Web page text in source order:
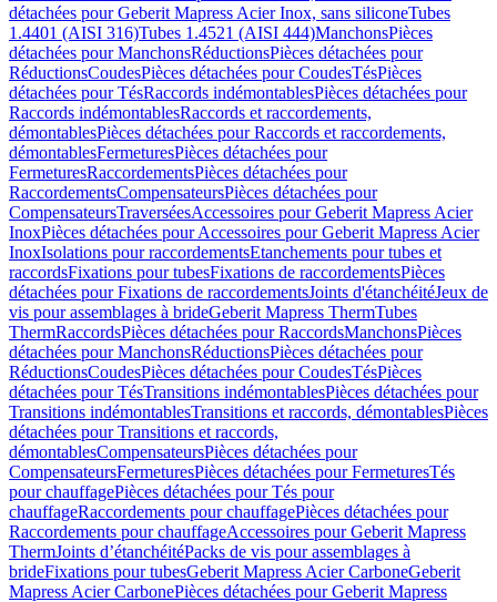
détachées pour Geberit Mapress Acier Inox, sans siliconeTubes
1.4401 (AISI 316)Tubes 1.4521 (AISI 444)ManchonsPièces
détachées pour ManchonsRéductionsPièces détachées pour
RéductionsCoudesPièces détachées pour CoudesTésPièces
détachées pour TésRaccords indémontablesPièces détachées pour
Raccords indémontablesRaccords et raccordements,
démontablesPièces détachées pour Raccords et raccordements,
démontablesFermeturesPièces détachées pour
FermeturesRaccordementsPièces détachées pour
RaccordementsCompensateursPièces détachées pour
CompensateursTraverséesAccessoires pour Geberit Mapress Acier
InoxPièces détachées pour Accessoires pour Geberit Mapress Acier
InoxIsolations pour raccordementsEtanchements pour tubes et
raccordsFixations pour tubesFixations de raccordementsPièces
détachées pour Fixations de raccordementsJoints d'étanchéitéJeux de
vis pour assemblages à brideGeberit Mapress ThermTubes
ThermRaccordsPièces détachées pour RaccordsManchonsPièces
détachées pour ManchonsRéductionsPièces détachées pour
RéductionsCoudesPièces détachées pour CoudesTésPièces
détachées pour TésTransitions indémontablesPièces détachées pour
Transitions indémontablesTransitions et raccords, démontablesPièces
détachées pour Transitions et raccords,
démontablesCompensateursPièces détachées pour
CompensateursFermeturesPièces détachées pour FermeturesTés
pour chauffagePièces détachées pour Tés pour
chauffageRaccordements pour chauffagePièces détachées pour
Raccordements pour chauffageAccessoires pour Geberit Mapress
ThermJoints d’étanchéitéPacks de vis pour assemblages à
brideFixations pour tubesGeberit Mapress Acier CarboneGeberit
Mapress Acier CarbonePièces détachées pour Geberit Mapress